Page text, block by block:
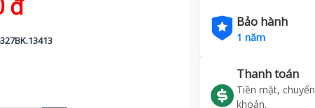
Bảo hành
1 năm
Thanh toán
Tiền mặt, chuyển
khoản.